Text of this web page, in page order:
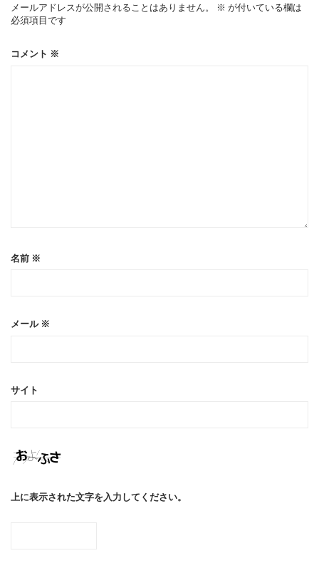
メールアドレスが公開されることはありません。 ※ が付いている欄は
必須項目です
コメント ※
名前 ※
メール ※
サイト
上に表示された文字を入力してください。